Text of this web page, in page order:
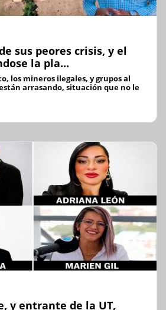
sus peores crisis, y el
la pla...
los mineros ilegales, y grupos al
arrasando, situación que no le
y entrante de la UT,